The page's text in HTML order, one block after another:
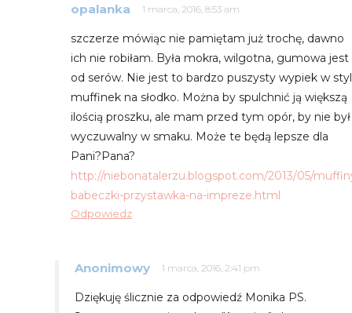
opalanka 1 marca, 2016, 8:53 am
szczerze mówiąc nie pamiętam już trochę, dawno
ich nie robiłam. Była mokra, wilgotna, gumowa jest
od serów. Nie jest to bardzo puszysty wypiek w
muffinek na słodko. Można by spulchnić ją większą
ilością proszku, ale mam przed tym opór, by nie był
wyczuwalny w smaku. Może te będą lepsze dla
Pani?Pana?
http://niebonatalerzu.blogspot.com/2013/05/
babeczki-przystawka-na-impreze.html
Odpowiedz
Anonimowy 1 marca, 2016, 2:41 pm
Dziękuję ślicznie za odpowiedź Monika PS.